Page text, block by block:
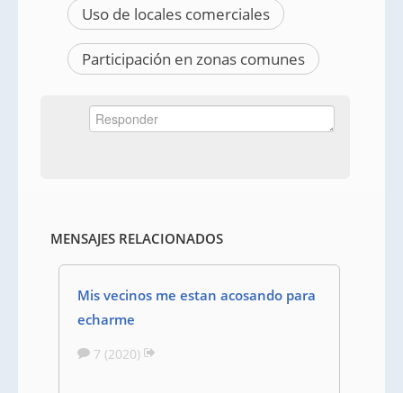
Uso de locales comerciales
Participación en zonas comunes
MENSAJES RELACIONADOS
Mis vecinos me estan acosando para
echarme
7 (2020)